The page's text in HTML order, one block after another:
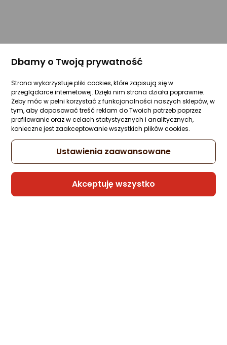
Dbamy o Twoją prywatność
Strona wykorzystuje pliki cookies, które zapisują się w
przeglądarce internetowej. Dzięki nim strona działa poprawnie.
Żeby móc w pełni korzystać z funkcjonalności naszych sklepów, w
tym, aby dopasować treść reklam do Twoich potrzeb poprzez
profilowanie oraz w celach statystycznych i analitycznych,
konieczne jest zaakceptowanie wszystkich plików cookies.
Ustawienia zaawansowane
Akceptuję wszystko